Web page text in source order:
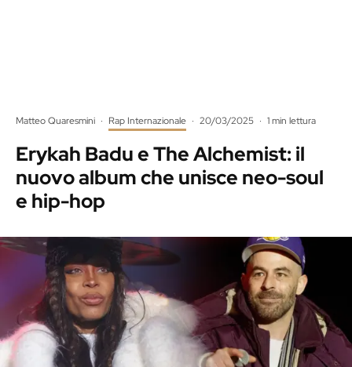
Matteo Quaresmini · Rap Internazionale · 20/03/2025 · 1 min lettura
Erykah Badu e The Alchemist: il
nuovo album che unisce neo-soul
e hip-hop